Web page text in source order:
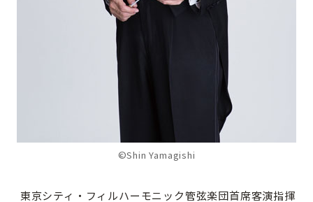
©Shin Yamagishi
東京シティ・フィルハーモニック管弦楽団首席客演指揮